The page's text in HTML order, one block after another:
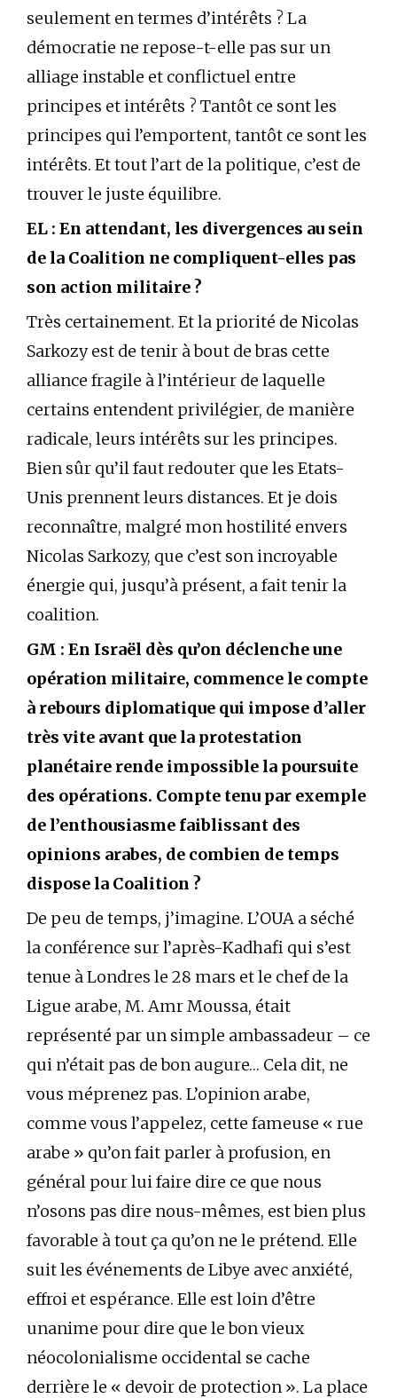
seulement en termes d’intérêts ? La
démocratie ne repose-t-elle pas sur un
alliage instable et conflictuel entre
principes et intérêts ? Tantôt ce sont les
principes qui l’emportent, tantôt ce sont les
intérêts. Et tout l’art de la politique, c’est de
trouver le juste équilibre.
EL : En attendant, les divergences au sein
de la Coalition ne compliquent-elles pas
son action militaire ?
Très certainement. Et la priorité de Nicolas
Sarkozy est de tenir à bout de bras cette
alliance fragile à l’intérieur de laquelle
certains entendent privilégier, de manière
radicale, leurs intérêts sur les principes.
Bien sûr qu’il faut redouter que les Etats-
Unis prennent leurs distances. Et je dois
reconnaître, malgré mon hostilité envers
Nicolas Sarkozy, que c’est son incroyable
énergie qui, jusqu’à présent, a fait tenir la
coalition.
GM : En Israël dès qu’on déclenche une
opération militaire, commence le compte
à rebours diplomatique qui impose d’aller
très vite avant que la protestation
planétaire rende impossible la poursuite
des opérations. Compte tenu par exemple
de l’enthousiasme faiblissant des
opinions arabes, de combien de temps
dispose la Coalition ?
De peu de temps, j’imagine. L’OUA a séché
la conférence sur l’après-Kadhafi qui s’est
tenue à Londres le 28 mars et le chef de la
Ligue arabe, M. Amr Moussa, était
représenté par un simple ambassadeur – ce
qui n’était pas de bon augure… Cela dit, ne
vous méprenez pas. L’opinion arabe,
comme vous l’appelez, cette fameuse « rue
arabe » qu’on fait parler à profusion, en
général pour lui faire dire ce que nous
n’osons pas dire nous-mêmes, est bien plus
favorable à tout ça qu’on ne le prétend. Elle
suit les événements de Libye avec anxiété,
effroi et espérance. Elle est loin d’être
unanime pour dire que le bon vieux
néocolonialisme occidental se cache
derrière le « devoir de protection ». La place